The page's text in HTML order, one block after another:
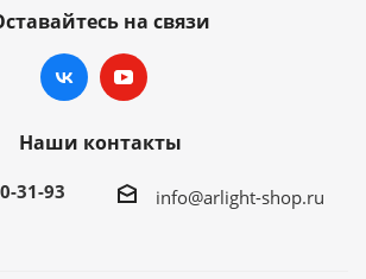
на связи
Наши контакты
31-93 info@arlight-shop.ru